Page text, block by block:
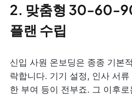
2. 맞춤형 30-60-
플랜 수립
신입 사원 온보딩은 종종 기본
락합니다. 기기 설정, 인사 서
한 부여 등이 전부죠. 그 이후